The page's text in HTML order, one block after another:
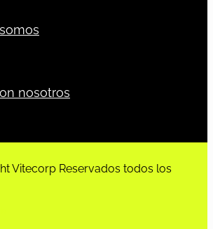
nosotros
Vitecorp Reservados todos los